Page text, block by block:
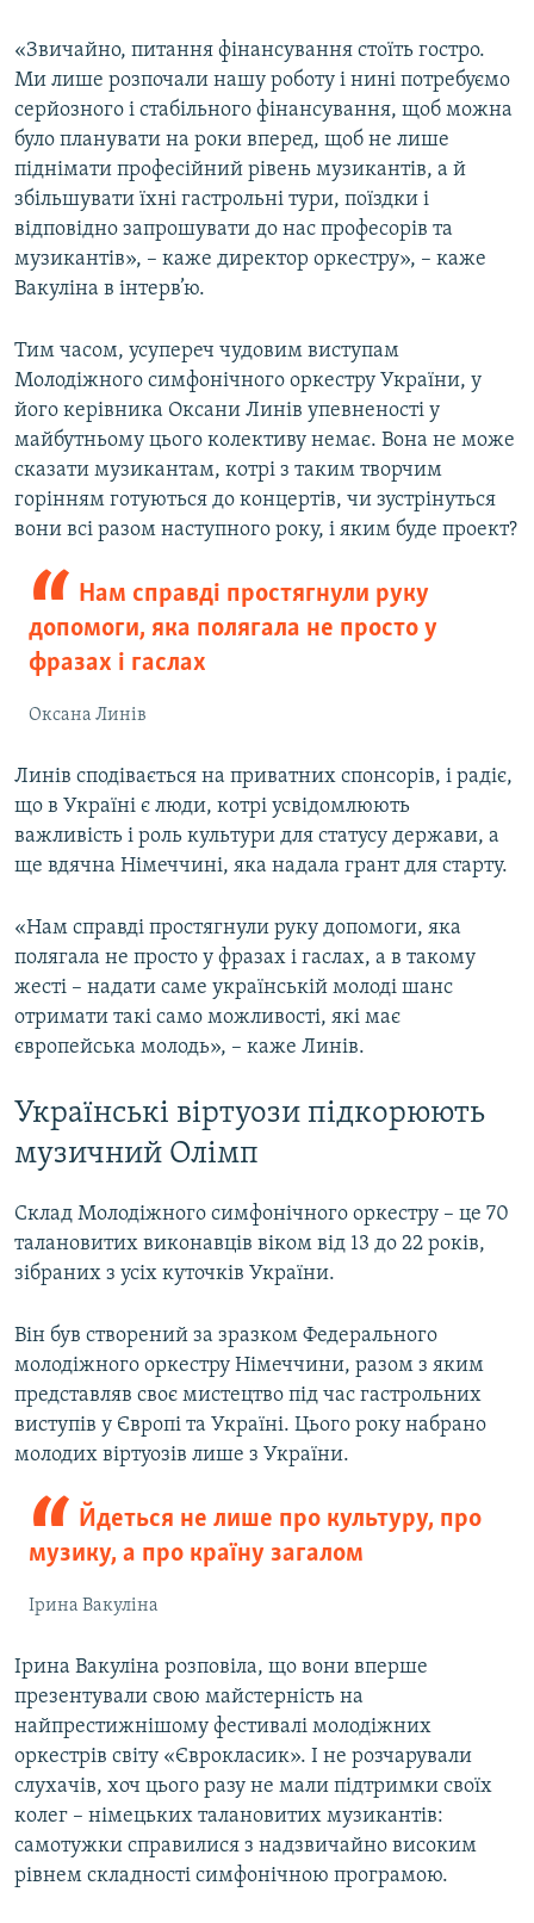
«Звичайно, питання фінансування стоїть гостро.
Ми лише розпочали нашу роботу і нині потребуємо
серйозного і стабільного фінансування, щоб можна
було планувати на роки вперед, щоб не лише
піднімати професійний рівень музикантів, а й
збільшувати їхні гастрольні тури, поїздки і
відповідно запрошувати до нас професорів та
музикантів», – каже директор оркестру», – каже
Вакуліна в інтерв’ю.
Тим часом, усупереч чудовим виступам
Молодіжного симфонічного оркестру України, у
його керівника Оксани Линів упевненості у
майбутньому цього колективу немає. Вона не може
сказати музикантам, котрі з таким творчим
горінням готуються до концертів, чи зустрінуться
вони всі разом наступного року, і яким буде проект?
Нам справді простягнули руку
допомоги, яка полягала не просто у
фразах і гаслах
Оксана Линів
Линів сподівається на приватних спонсорів, і радіє,
що в Україні є люди, котрі усвідомлюють
важливість і роль культури для статусу держави, а
ще вдячна Німеччині, яка надала грант для старту.
«Нам справді простягнули руку допомоги, яка
полягала не просто у фразах і гаслах, а в такому
жесті – надати саме українській молоді шанс
отримати такі само можливості, які має
європейська молодь», – каже Линів.
Українські віртуози підкорюють
музичний Олімп
Склад Молодіжного симфонічного оркестру – це 70
талановитих виконавців віком від 13 до 22 років,
зібраних з усіх куточків України.
Він був створений за зразком Федерального
молодіжного оркестру Німеччини, разом з яким
представляв своє мистецтво під час гастрольних
виступів у Європі та Україні. Цього року набрано
молодих віртуозів лише з України.
Йдеться не лише про культуру, про
музику, а про країну загалом
Ірина Вакуліна
Ірина Вакуліна розповіла, що вони вперше
презентували свою майстерність на
найпрестижнішому фестивалі молодіжних
оркестрів світу «Єврокласик». І не розчарували
слухачів, хоч цього разу не мали підтримки своїх
колег – німецьких талановитих музикантів:
самотужки справилися з надзвичайно високим
рівнем складності симфонічною програмою.